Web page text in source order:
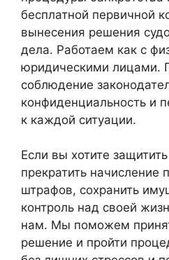
бесплатной первичной
вынесения решения
дела. Работаем как с
юридическими лицами.
соблюдение
конфиденциальность и
к каждой ситуации.
Если вы хотите
прекратить начисление
штрафов, сохранить
контроль над своей
нам. Мы поможем
решение и пройти